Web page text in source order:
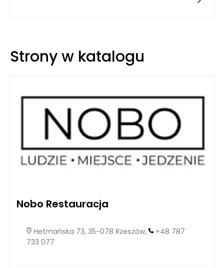
Strony w katalogu
Nobo Restauracja
Hetmańska 73, 35-078 Rzeszów,
+48 787
733 077